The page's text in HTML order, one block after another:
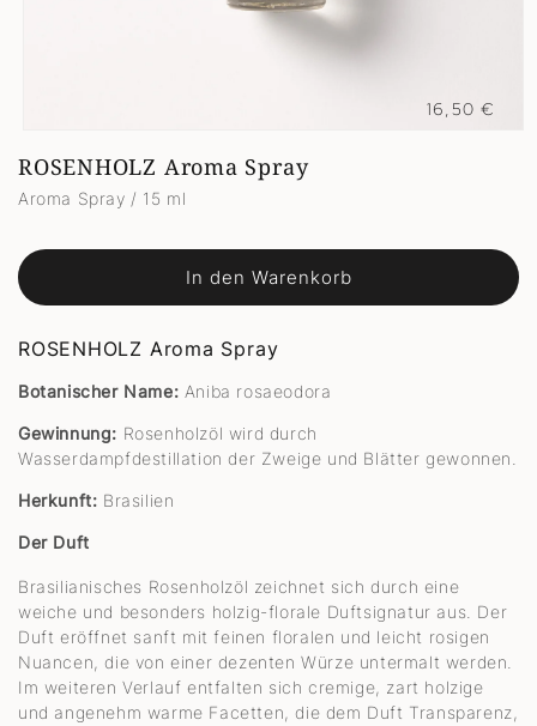
1
in
Modal
öffnen
ROSENHOLZ Aroma Spray
Aroma Spray / 15 ml
Normaler
16,50 €
In den Warenkorb
ROSENHOLZ Aroma Spray
Botanischer Name: Aniba rosaeodora
Gewinnung: Rosenholzöl wird durch
Wasserdampfdestillation der Zweige und Blätter gewonnen.
Herkunft: Brasilien
Der Duft
Brasilianisches Rosenholzöl zeichnet sich durch eine
weiche und besonders holzig-florale Duftsignatur aus. Der
Duft eröffnet sanft mit feinen floralen und leicht rosigen
Nuancen, die von einer dezenten Würze untermalt werden.
Im weiteren Verlauf entfalten sich cremige, zart holzige
und angenehm warme Facetten, die dem Duft Transparenz,